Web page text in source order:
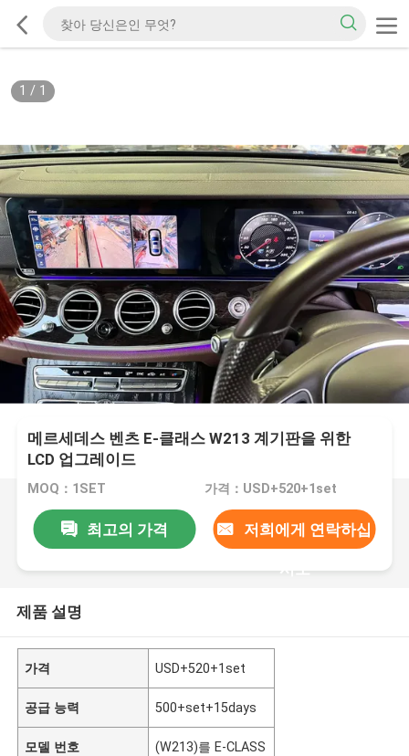
1 / 1
메르세데스 벤츠 E-클래스 W213 계기판을 위한
LCD 업그레이드
MOQ：1SET 가격：USD+520+1set
최고의 가격 저희에게 연락하십
시오
제품 설명
가격 USD+520+1set
공급 능력 500+set+15days
모델 번호 (W213)를 E-CLASS